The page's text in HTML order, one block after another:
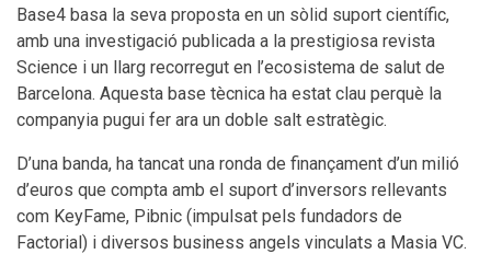
Base4 basa la seva proposta en un sòlid suport científic,
amb una investigació publicada a la prestigiosa revista
Science i un llarg recorregut en l’ecosistema de salut de
Barcelona. Aquesta base tècnica ha estat clau perquè la
companyia pugui fer ara un doble salt estratègic.
D’una banda, ha tancat una ronda de finançament d’un milió
d’euros que compta amb el suport d’inversors rellevants
com KeyFame, Pibnic (impulsat pels fundadors de
Factorial) i diversos business angels vinculats a Masia VC.